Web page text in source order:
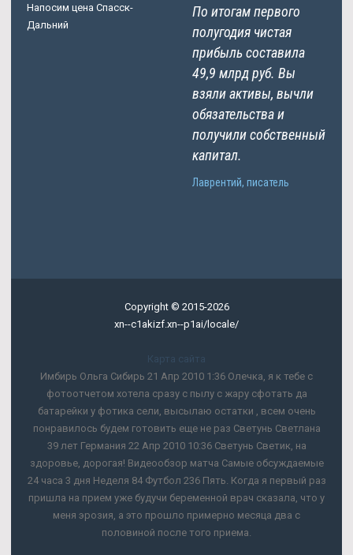
Напосим цена Спасск-
Дальний
По итогам первого
полугодия чистая
прибыль составила
49,9 млрд руб. Вы
взяли активы, вычли
обязательства и
получили собственный
капитал.
Лаврентий, писатель
Copyright © 2015-2026
xn--c1akizf.xn--p1ai/locale/
Карта сайта
Имбирь Ольга Сибирь 21 Апр 2010 1:36 Олечка, я к тебе с
фотоотчетом хотела сразу с пылу с жару сфотать да
батарейки у фотика сели, высылаю остатки , всем очень
понравилось будем готовить еще не раз Светунь Светлана
39 лет Германия 22 Апр 2010 10:36 Светунь Светик, на
здоровье, дорогая! Видеообзор матча Самые обсуждаемые
24 часа 3 дня Неделя 84 Футбол 236 Пять. Когда я первый раз
пришла на прием уже будучи беременной врач сказала, что у
меня эрозия, а это прошло примерно месяца два с
половиной после того приема.